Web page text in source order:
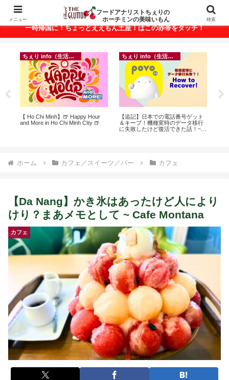
ベトナム・ホーチミンの美味いもんが満載！
一時帰国に！ちょっとええもん土産！はこの赤帯をタッチ！
ちぇり info（生活情報）
【 Ho Chi Minh】🍺 Happy Hour
and More in Ho Chi Minh CIty 🍺
ちぇり info（生活情報）
【追記】日本での電話番号ゲット
＆キープ！機種変時のデータ移行
に失敗したけど復活できた話！~
ホーム カフェ／スイーツ／バー カフェ
【Da Nang】かき氷はあったけど人により
けり？まあメモとして ~ Cafe Montana
カフェ
メニュー
フードアナリストちぇりの
ホーチミンの美味いもん
検索